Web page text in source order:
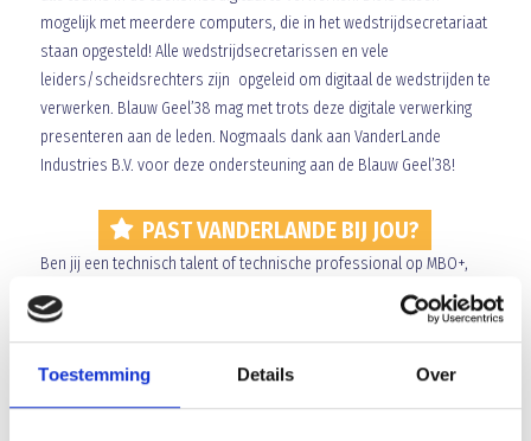
Toestemming Details Over
mogelijk met meerdere computers, die in het wedstrijdsecretariaat
staan opgesteld! Alle wedstrijdsecretarissen en vele
leiders/scheidsrechters zijn opgeleid om digitaal de wedstrijden te
verwerken. Blauw Geel’38 mag met trots deze digitale verwerking
presenteren aan de leden. Nogmaals dank aan VanderLande
Industries B.V. voor deze ondersteuning aan de Blauw Geel’38!
PAST VANDERLANDE BIJ JOU?
Ben jij een technisch talent of technische professional op MBO+,
HBO of universitair niveau? Schrijf je dan in voor het
kennismakingsevenement ‘Past Vanderlande bij jou?’ op 31 maart
2012 bij Vanderlande Industries in Veghel.
Schrijf je in vóór 23 maart 2012. Voor meer informatie en een